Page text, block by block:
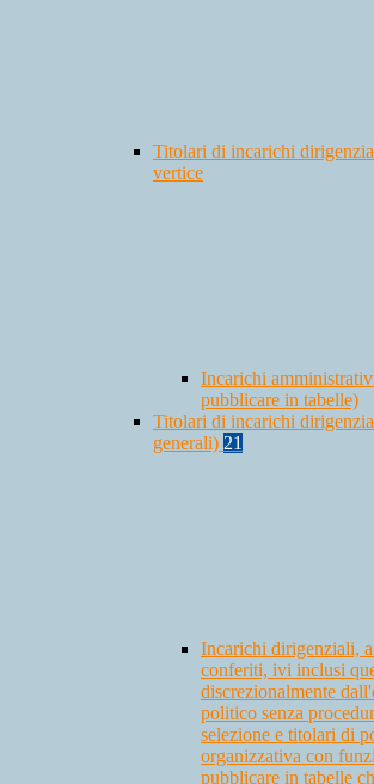
Titolari di incarichi
vertice
Incarichi
pubblicare in tabelle)
Titolari di incarichi
generali) 21
Incarichi dirigenziali,
conferiti, ivi inclusi
discrezionalmente
politico senza
selezione e titolari di
organizzativa con
pubblicare in tabelle